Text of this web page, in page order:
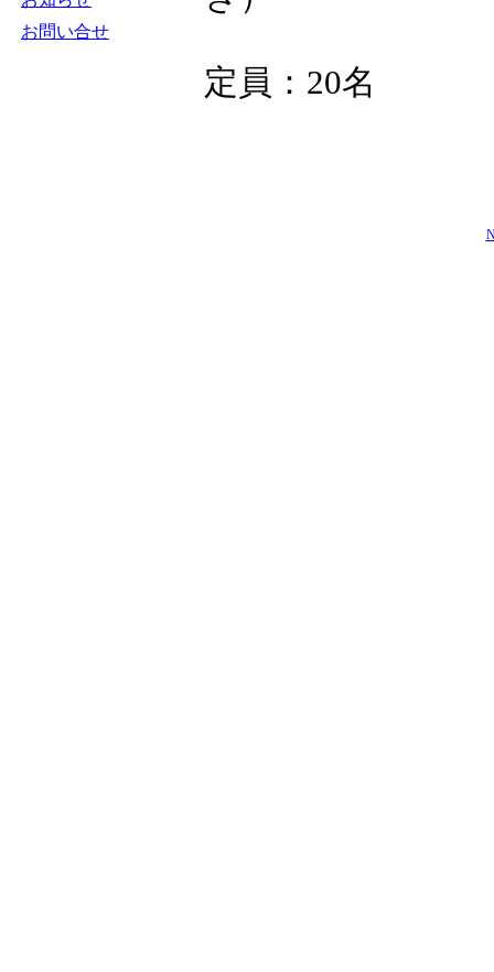
お問い合せ
定員：20名